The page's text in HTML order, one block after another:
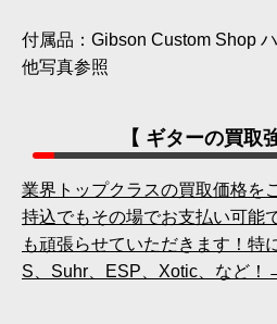
付属品：Gibson Custom Shop
他写真参照
【 ギターの買取
業界トップクラスの買取価格を
持込でもその場でお支払い可能
も頑張らせていただきます！特
S、Suhr、ESP、Xotic、など